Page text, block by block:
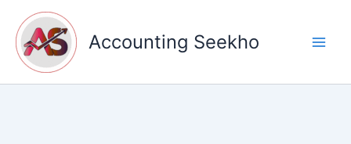
content
Accounting Seekho